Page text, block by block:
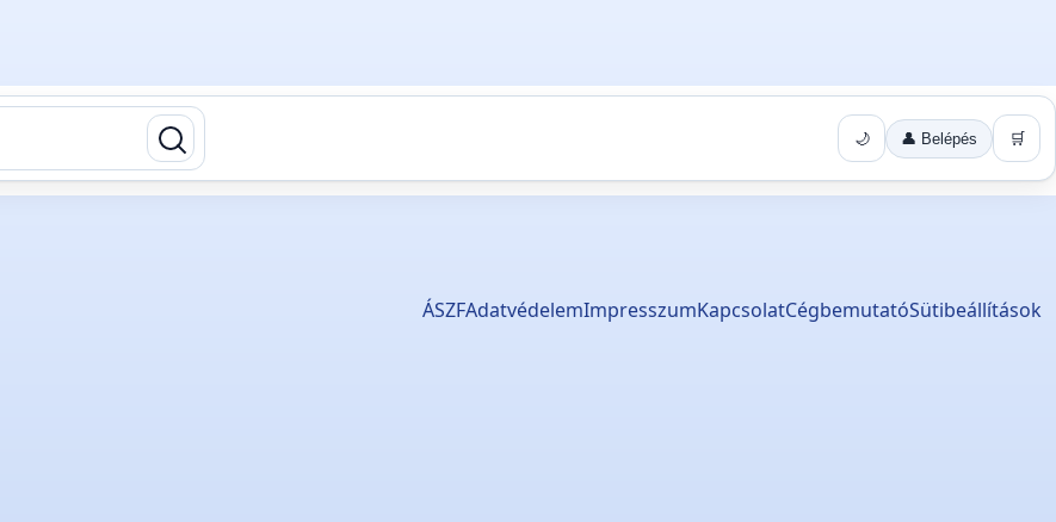
🌙 👤 Belépés 🛒
ÁSZFAdatvédelemImpresszumKapcsolatCégbemutatóSütibeállítások